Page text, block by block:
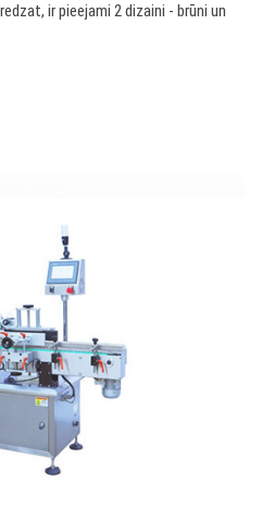
ir pieejami 2 dizaini - brūni un